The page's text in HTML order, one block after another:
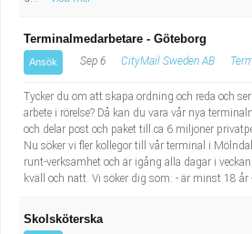
Terminalmedarbetare - Göteborg
Ansök Sep 6 CityMail Sweden AB
Tycker du om att skapa ordning och reda och
arbete i rörelse? Då kan du vara vår nya
och delar post och paket till ca 6 miljoner
Nu söker vi fler kollegor till vår terminal i
runt-verksamhet och är igång alla dagar i
kväll och natt. Vi söker dig som: - är minst 18 år
Skolsköterska